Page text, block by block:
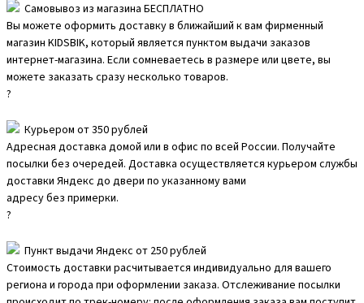
Самовывоз из магазина БЕСПЛАТНО
Вы можете оформить доставку в ближайший к вам фирменный
магазин KIDSBIK, который является пунктом выдачи заказов
интернет-магазина. Если сомневаетесь в размере или цвете, вы
можете заказать сразу несколько товаров.
?
Курьером от 350 рублей
Адресная доставка домой или в офис по всей России. Получайте
посылки без очередей. Доставка осуществляется курьером службы
доставки Яндекс до двери по указанному вами
адресу без примерки.
?
Пункт выдачи Яндекс от 250 рублей
Стоимость доставки расчитывается индивидуально для вашего
региона и города при оформлении заказа. Отслеживание посылки